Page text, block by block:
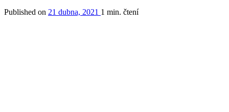
Published on 21 dubna, 2021 1 min. čtení